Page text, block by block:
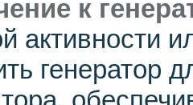
к
активности
генератор